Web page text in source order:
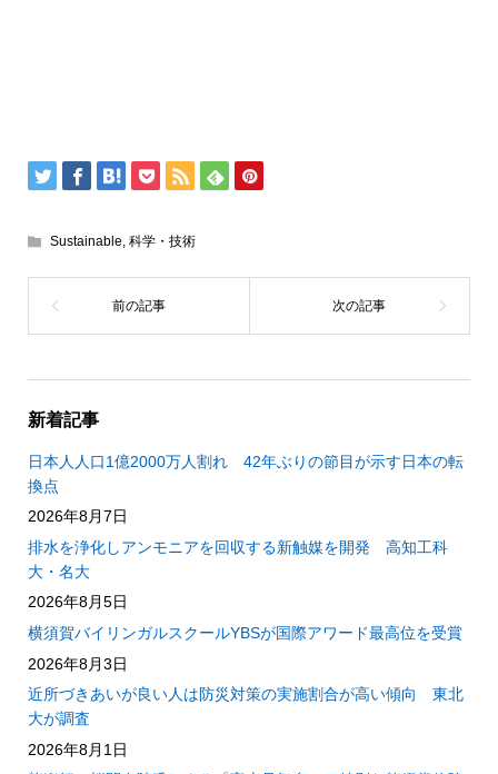
Sustainable 科学・技術
新着記事
日本人人口1億2000万人割れ 42年ぶりの節目が示す日本の転
換点
2026年8月7日
排水を浄化しアンモニアを回収する新触媒を開発 高知工科
大・名大
2026年8月5日
横須賀バイリンガルスクールYBSが国際アワード最高位を受賞
2026年8月3日
近所づきあいが良い人は防災対策の実施割合が高い傾向 東北
大が調査
2026年8月1日